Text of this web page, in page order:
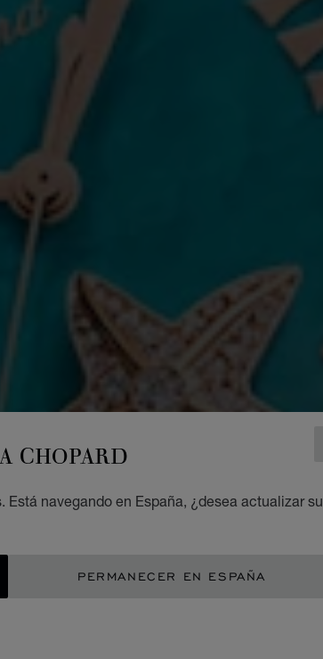
CHOPARD
navegando en España, ¿desea actualizar su
PERMANECER EN ESPAÑA